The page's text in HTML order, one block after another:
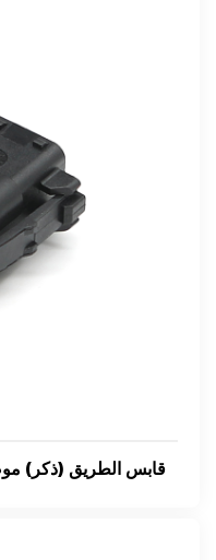
132004-001 4-قابس الطريق